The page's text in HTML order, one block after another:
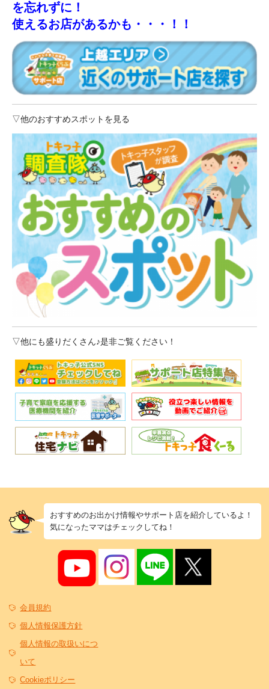
を忘れずに！
使えるお店があるかも・・・！！
▽他のおすすめスポットを見る
▽他にも盛りだくさん♪是非ご覧ください！
おすすめのお出かけ情報やサポート店を紹介しているよ！
気になったママはチェックしてね！
会員規約
個人情報保護方針
個人情報の取扱いにつ
いて
Cookieポリシー